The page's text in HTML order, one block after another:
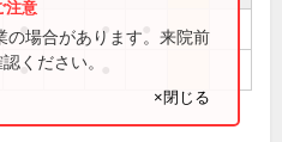
● ●
●
の場合があります。来院前
ください。
×閉じる